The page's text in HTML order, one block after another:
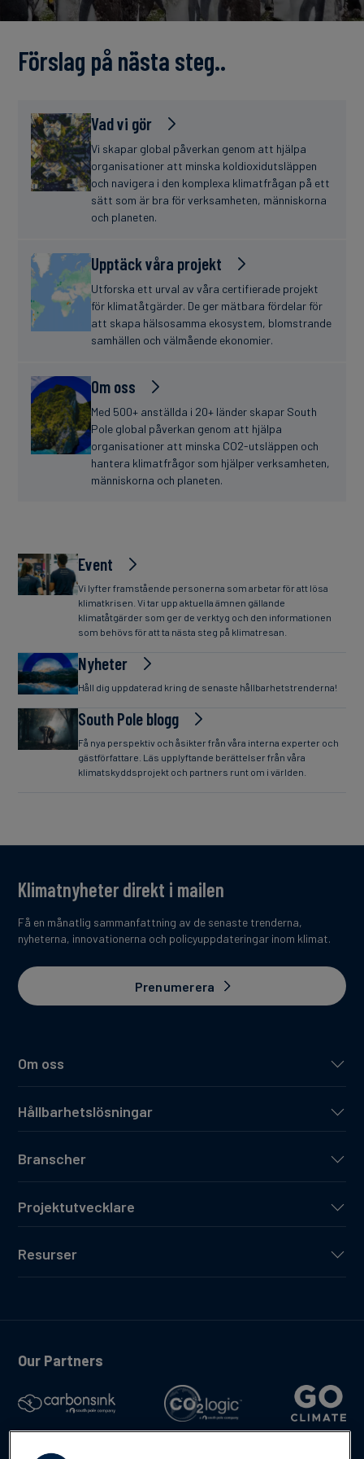
finanser
Förslag på nästa steg..
Vad vi gör
Vi skapar global påverkan genom att hjälpa
organisationer att minska koldioxidutsläppen
och navigera i den komplexa klimatfrågan på ett
sätt som är bra för verksamheten, människorna
och planeten.
Upptäck våra projekt
Utforska ett urval av våra certifierade projekt
för klimatåtgärder. De ger mätbara fördelar för
att skapa hälsosamma ekosystem, blomstrande
samhällen och välmående ekonomier.
Om oss
Med 500+ anställda i 20+ länder skapar South
Pole global påverkan genom att hjälpa
organisationer att minska CO2-utsläppen och
hantera klimatfrågor som hjälper verksamheten,
människorna och planeten.
Event
Vi lyfter framstående personerna som arbetar för att lösa
klimatkrisen. Vi tar upp aktuella ämnen gällande
klimatåtgärder som ger de verktyg och den informationen
som behövs för att ta nästa steg på klimatresan.
Nyheter
Håll dig uppdaterad kring de senaste hållbarhetstrenderna!
South Pole blogg
Få nya perspektiv och åsikter från våra interna experter och
gästförfattare. Läs upplyftande berättelser från våra
klimatskyddsprojekt och partners runt om i världen.
Om oss
Hållbarhetslösningar
Branscher
Projektutvecklare
Resurser
Klimatnyheter direkt i mailen
Få en månatlig sammanfattning av de senaste trenderna,
nyheterna, innovationerna och policyuppdateringar inom klimat.
Prenumerera
Our Partners